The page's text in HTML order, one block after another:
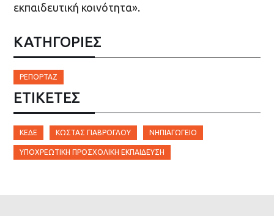
εκπαιδευτική κοινότητα».
ΚΑΤΗΓΟΡΙΕΣ
ΡΕΠΟΡΤΆΖ
ΕΤΙΚΈΤΕΣ
ΚΕΔΕ ΚΏΣΤΑΣ ΓΙΑΒΡΌΓΛΟΥ ΝΗΠΙΑΓΩΓΕΊΟ
ΥΠΟΧΡΕΩΤΙΚΉ ΠΡΟΣΧΟΛΙΚΉ ΕΚΠΑΊΔΕΥΣΗ